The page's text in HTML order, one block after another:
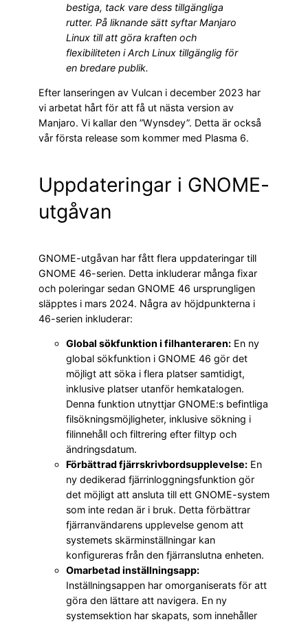
bestiga, tack vare dess tillgängliga
rutter. På liknande sätt syftar Manjaro
Linux till att göra kraften och
flexibiliteten i Arch Linux tillgänglig för
en bredare publik.
Efter lanseringen av Vulcan i december 2023 har
vi arbetat hårt för att få ut nästa version av
Manjaro. Vi kallar den ”Wynsdey”. Detta är också
vår första release som kommer med Plasma 6.
Uppdateringar i GNOME-
utgåvan
GNOME-utgåvan har fått flera uppdateringar till
GNOME 46-serien. Detta inkluderar många fixar
och poleringar sedan GNOME 46 ursprungligen
släpptes i mars 2024. Några av höjdpunkterna i
46-serien inkluderar:
Global sökfunktion i filhanteraren: En ny
global sökfunktion i GNOME 46 gör det
möjligt att söka i flera platser samtidigt,
inklusive platser utanför hemkatalogen.
Denna funktion utnyttjar GNOME:s befintliga
filsökningsmöjligheter, inklusive sökning i
filinnehåll och filtrering efter filtyp och
ändringsdatum.
Förbättrad fjärrskrivbordsupplevelse: En
ny dedikerad fjärrinloggningsfunktion gör
det möjligt att ansluta till ett GNOME-system
som inte redan är i bruk. Detta förbättrar
fjärranvändarens upplevelse genom att
systemets skärminställningar kan
konfigureras från den fjärranslutna enheten.
Omarbetad inställningsapp:
Inställningsappen har omorganiserats för att
göra den lättare att navigera. En ny
systemsektion har skapats, som innehåller